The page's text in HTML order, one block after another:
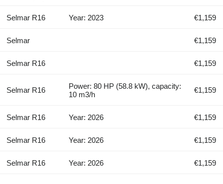
Selmar R16 Year: 2023 €1,159
Selmar €1,159
Selmar R16 €1,159
Selmar R16
Power: 80 HP (58.8 kW), capacity:
10 m3/h
€1,159
Selmar R16 Year: 2026 €1,159
Selmar R16 Year: 2026 €1,159
Selmar R16 Year: 2026 €1,159